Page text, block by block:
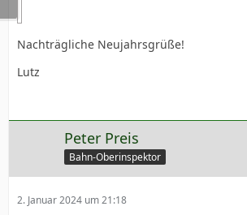
Nachträgliche Neujahrsgrüße!
Lutz
Peter Preis
Bahn-Oberinspektor
2. Januar 2024 um 21:18